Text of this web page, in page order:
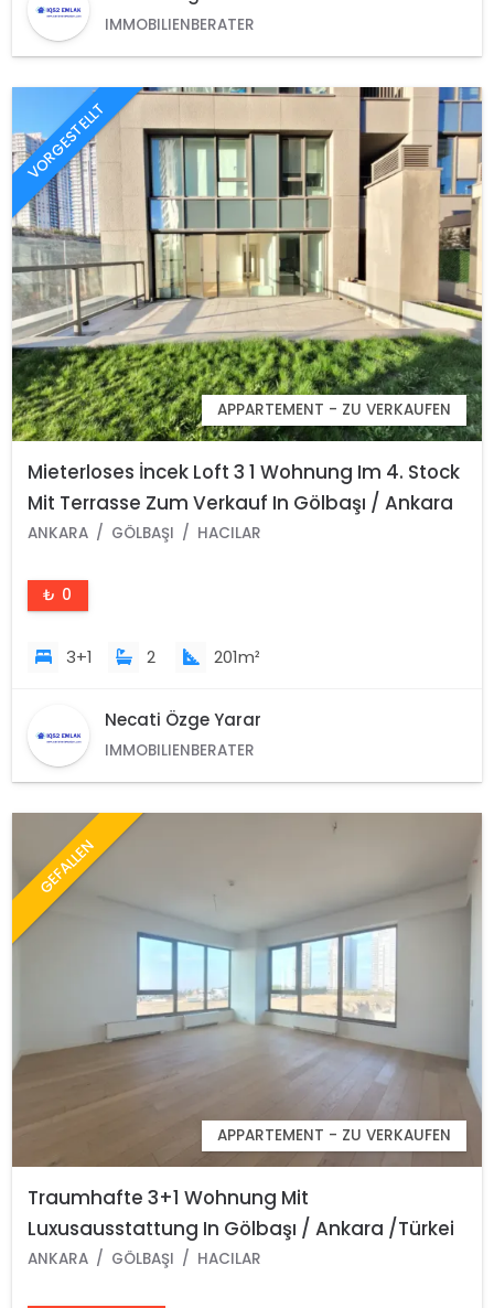
IMMOBILIENBERATER
VORGESTELLT
APPARTEMENT - ZU VERKAUFEN
Mieterloses İncek Loft 3 1 Wohnung Im 4. Stock
Mit Terrasse Zum Verkauf In Gölbaşı / Ankara
/Türkei
ANKARA GÖLBAŞI HACILAR
₺ 0
3+1 2 201m²
Necati Özge Yarar
IMMOBILIENBERATER
GEFALLEN
APPARTEMENT - ZU VERKAUFEN
Traumhafte 3+1 Wohnung Mit
Luxusausstattung In Gölbaşı / Ankara /Türkei
ANKARA GÖLBAŞI HACILAR